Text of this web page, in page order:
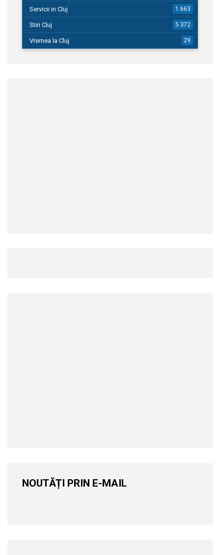
Servicii in Cluj 1.663
Stiri Cluj 5.372
Vremea la Cluj 29
NOUTĂȚI PRIN E-MAIL